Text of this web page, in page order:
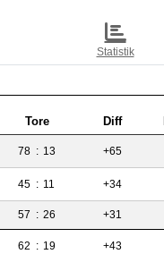
Statistik
Tore Diff
78 : 13 +65
45 : 11 +34
57 : 26 +31
62 : 19 +43